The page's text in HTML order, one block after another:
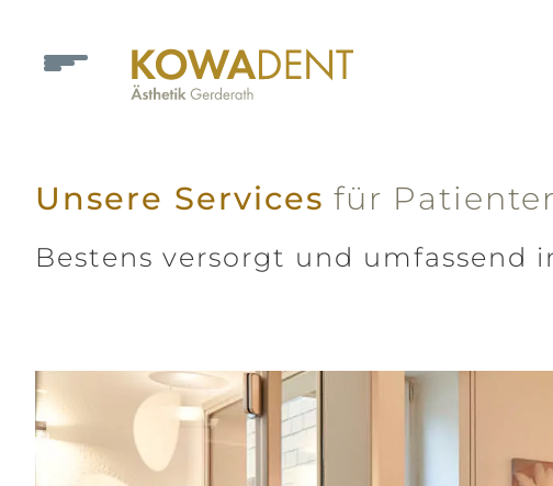
Unsere Services für
Bestens versorgt und umfassend